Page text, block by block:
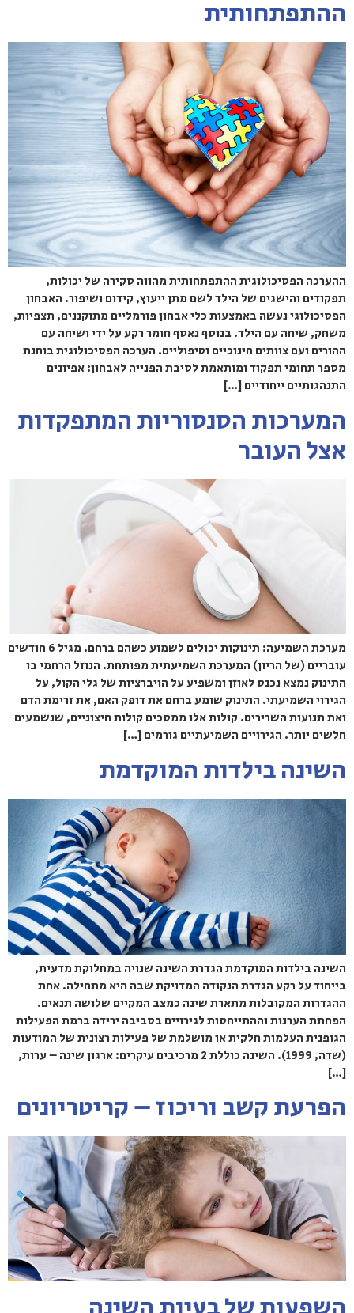
ההתפתחותית
ההערכה הפסיכולוגית ההתפתחותית מהווה סקירה של יכולות,
תפקודים והישגים של הילד לשם מתן ייעוץ, קידום ושיפור. האבחון
הפסיכולוגי נעשה באמצעות כלי אבחון פורמליים מתוקננים, תצפיות,
משחק, שיחה עם הילד. בנוסף נאסף חומר רקע על ידי ושיחה עם
ההורים ועם צוותים חינוכיים וטיפוליים. הערכה הפסיכולוגית בוחנת
מספר תחומי תפקוד ומותאמת לסיבת הפנייה לאבחון: אפיונים
התנהגותיים ייחודיים […]
המערכות הסנסוריות המתפקדות
אצל העובר
מערכת השמיעה: תינוקות יכולים לשמוע כשהם ברחם. מגיל 6 חודשים
עובריים (של הריון) המערכת השמיעתית מפותחת. הנוזל הרחמי בו
התינוק נמצא נכנס לאוזן ומשפיע על הויברציות של גלי הקול, על
הגירוי השמיעתי. התינוק שומע ברחם את דופק האם, את זרימת הדם
ואת תנועות השרירים. קולות אלו ממסכים קולות חיצוניים, שנשמעים
חלשים יותר. הגירויים השמיעתיים גורמים […]
השינה בילדות המוקדמת
השינה בילדות המוקדמת הגדרת השינה שנויה במחלוקת מדעית,
בייחוד על רקע הגדרת הנקודה המדויקת שבה היא מתחילה. אחת
ההגדרות המקובלות מתארת שינה כמצב המקיים שלושה תנאים.
הפחתת הערנות וההתייחסות לגירויים בסביבה ירידה ברמת הפעילות
הגופנית העלמות חלקית או מושלמת של פעילות רצונית של המודעות
(שדה, 1999). השינה כוללת 2 מרכיבים עיקרים: ארגון שינה – ערות,
[…]
הפרעת קשב וריכוז – קריטריונים